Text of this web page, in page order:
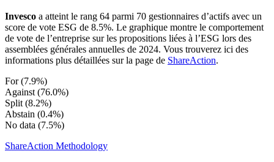
Invesco a atteint le rang 64 parmi 70 gestionnaires d’actifs avec un
score de vote ESG de 8.5%. Le graphique montre le comportement
de vote de l’entreprise sur les propositions liées à l’ESG lors des
assemblées générales annuelles de 2024. Vous trouverez ici des
informations plus détaillées sur la page de ShareAction.
For (7.9%)
Against (76.0%)
Split (8.2%)
Abstain (0.4%)
No data (7.5%)
ShareAction Methodology